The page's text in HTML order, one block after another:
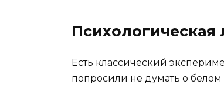
Есть классический
попросили не думать о